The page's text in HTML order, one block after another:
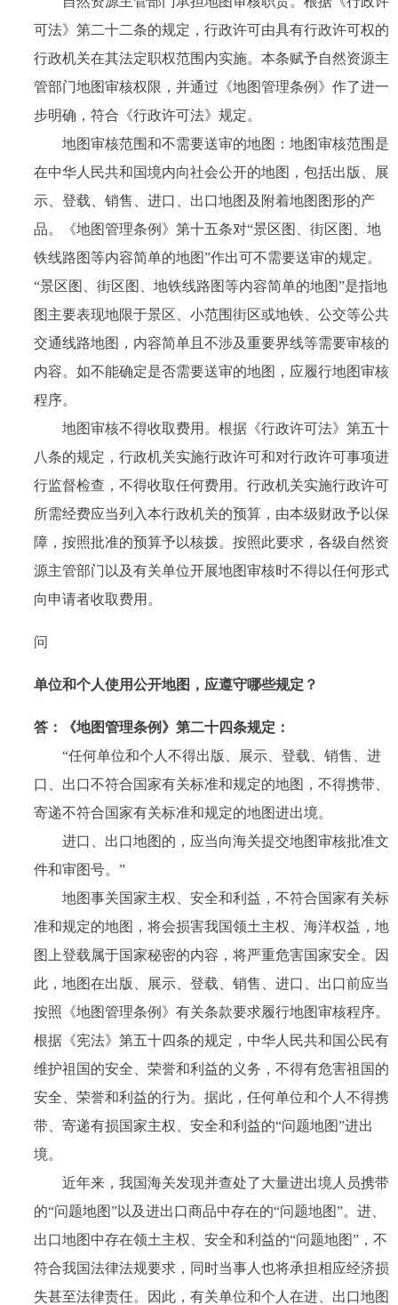
可法》第二十二条的规定，行政许可由具有行政许可权的
行政机关在其法定职权范围内实施。本条赋予自然资源主
管部门地图审核权限，并通过《地图管理条例》作了进一
步明确，符合《行政许可法》规定。
地图审核范围和不需要送审的地图：地图审核范围是
在中华人民共和国境内向社会公开的地图，包括出版、展
示、登载、销售、进口、出口地图及附着地图图形的产
品。《地图管理条例》第十五条对“景区图、街区图、地
铁线路图等内容简单的地图”作出可不需要送审的规定。
“景区图、街区图、地铁线路图等内容简单的地图”是指地
图主要表现地限于景区、小范围街区或地铁、公交等公共
交通线路地图，内容简单且不涉及重要界线等需要审核的
内容。如不能确定是否需要送审的地图，应履行地图审核
程序。
地图审核不得收取费用。根据《行政许可法》第五十
八条的规定，行政机关实施行政许可和对行政许可事项进
行监督检查，不得收取任何费用。行政机关实施行政许可
所需经费应当列入本行政机关的预算，由本级财政予以保
障，按照批准的预算予以核拨。按照此要求，各级自然资
源主管部门以及有关单位开展地图审核时不得以任何形式
向申请者收取费用。
问
单位和个人使用公开地图，应遵守哪些规定？
答：
《地图管理条例》第二十四条规定：
“任何单位和个人不得出版、展示、登载、销售、进
口、出口不符合国家有关标准和规定的地图，不得携带、
寄递不符合国家有关标准和规定的地图进出境。
进口、出口地图的，应当向海关提交地图审核批准文
件和审图号。”
地图事关国家主权、安全和利益，不符合国家有关标
准和规定的地图，将会损害我国领土主权、海洋权益，地
图上登载属于国家秘密的内容，将严重危害国家安全。因
此，地图在出版、展示、登载、销售、进口、出口前应当
按照《地图管理条例》有关条款要求履行地图审核程序。
根据《宪法》第五十四条的规定，中华人民共和国公民有
维护祖国的安全、荣誉和利益的义务，不得有危害祖国的
安全、荣誉和利益的行为。据此，任何单位和个人不得携
带、寄递有损国家主权、安全和利益的“问题地图”进出
境。
近年来，我国海关发现并查处了大量进出境人员携带
的“问题地图”以及进出口商品中存在的“问题地图”。进、
出口地图中存在领土主权、安全和利益的“问题地图”，不
符合我国法律法规要求，同时当事人也将承担相应经济损
失甚至法律责任。因此，有关单位和个人在进、出口地图